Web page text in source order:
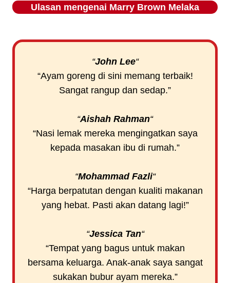
Ulasan mengenai Marry Brown Melaka
“John Lee“
“Ayam goreng di sini memang terbaik!
Sangat rangup dan sedap.”
“Aishah Rahman“
“Nasi lemak mereka mengingatkan saya
kepada masakan ibu di rumah.”
“Mohammad Fazli“
“Harga berpatutan dengan kualiti makanan
yang hebat. Pasti akan datang lagi!”
“Jessica Tan“
“Tempat yang bagus untuk makan
bersama keluarga. Anak-anak saya sangat
sukakan bubur ayam mereka.”